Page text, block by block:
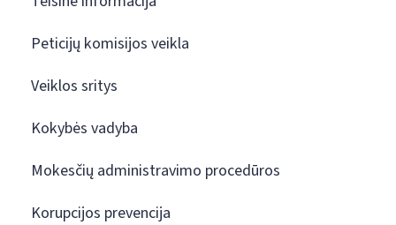
Peticijų komisijos veikla
Veiklos sritys
Kokybės vadyba
Mokesčių administravimo procedūros
Korupcijos prevencija